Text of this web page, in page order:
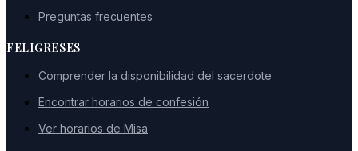
Preguntas frecuentes
FELIGRESES
Comprender la disponibilidad del sacerdote
Encontrar horarios de confesión
Ver horarios de Misa